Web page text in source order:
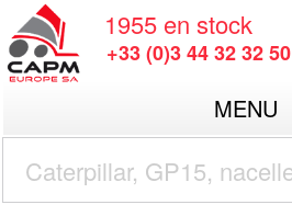
1955 en stock
+33 (0)3 44 32 32 50
MENU